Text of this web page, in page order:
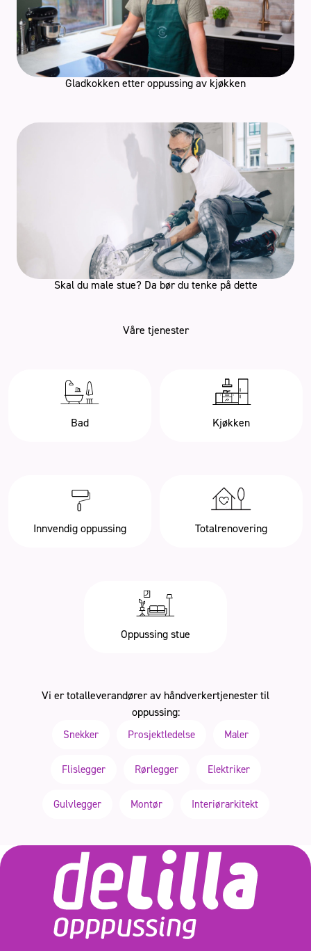
Gladkokken etter oppussing av kjøkken
Skal du male stue? Da bør du tenke på dette
Våre tjenester
Bad Kjøkken
Innvendig oppussing Totalrenovering
Oppussing stue
Vi er totalleverandører av håndverkertjenester til
oppussing:
Snekker Prosjektledelse Maler
Flislegger Rørlegger Elektriker
Gulvlegger Montør Interiørarkitekt